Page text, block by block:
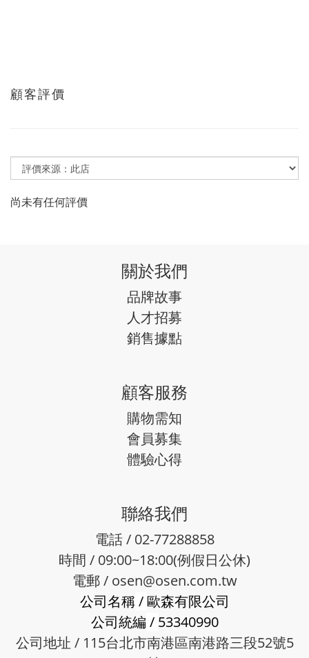
顧客評價
尚未有任何評價
關於我們
品牌故事
人才招募
銷售據點
顧客服務
購物需知
會員募集
體驗心得
聯絡我們
電話 / 02-77288858
時間 / 09:00~18:00(例假日公休)
電郵 / osen@osen.com.tw
公司名稱/歐森有限公司
公司統編 / 53340990
公司地址 / 115台北市南港區南港路三段52號5